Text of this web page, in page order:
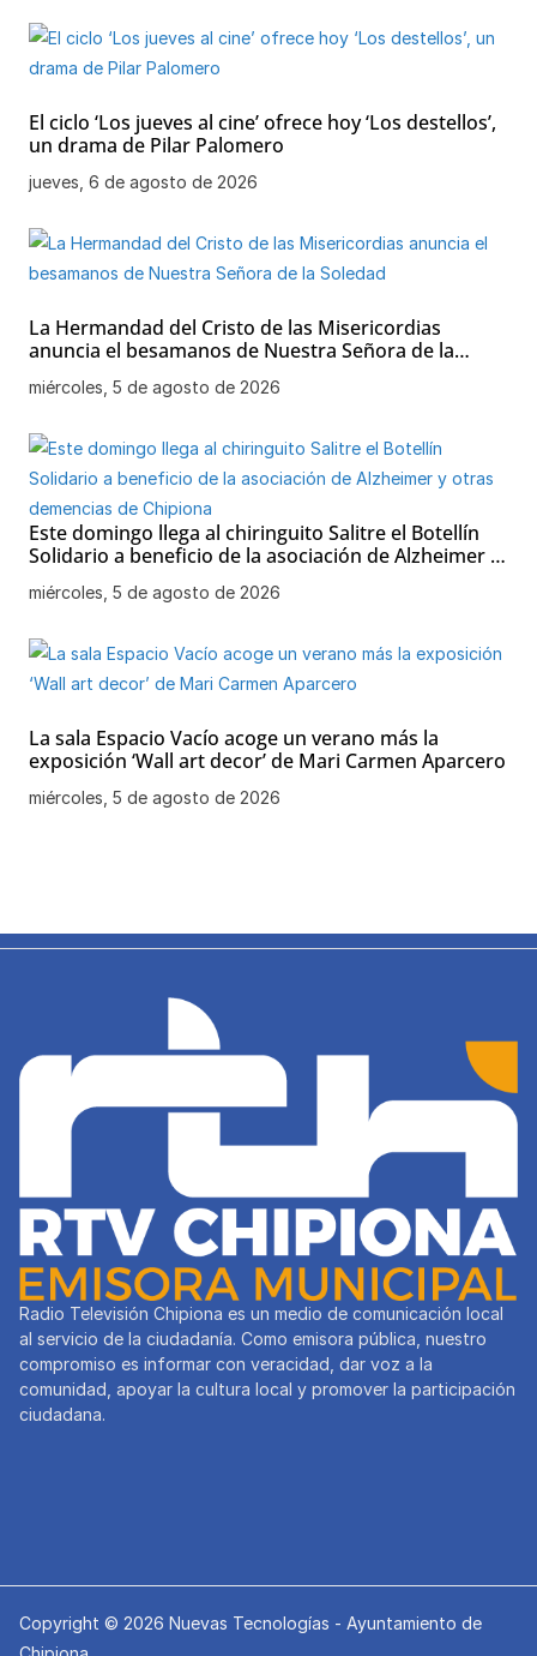
El ciclo ‘Los jueves al cine’ ofrece hoy ‘Los destellos’,
un drama de Pilar Palomero
jueves, 6 de agosto de 2026
La Hermandad del Cristo de las Misericordias
anuncia el besamanos de Nuestra Señora de la
Soledad
miércoles, 5 de agosto de 2026
Este domingo llega al chiringuito Salitre el Botellín
Solidario a beneficio de la asociación de Alzheimer y
otras demencias de Chipiona
miércoles, 5 de agosto de 2026
La sala Espacio Vacío acoge un verano más la
exposición ‘Wall art decor’ de Mari Carmen Aparcero
miércoles, 5 de agosto de 2026
Radio Televisión Chipiona es un medio de comunicación local
al servicio de la ciudadanía. Como emisora pública, nuestro
compromiso es informar con veracidad, dar voz a la
comunidad, apoyar la cultura local y promover la participación
ciudadana.
Copyright © 2026 Nuevas Tecnologías - Ayuntamiento de